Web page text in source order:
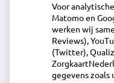
Apotheek Uitgeest
Molenstraat 1 B,
0251 - 76 06 60
Inschrijven
Voor
Matomo en
werken wij
Reviews),
(Twitter),
gegevens zoals